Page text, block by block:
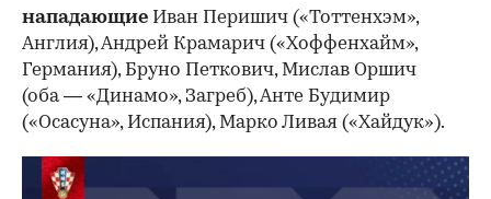
нападающие Иван Перишич («Тоттенхэм»,
Англия), Андрей Крамарич («Хоффенхайм»,
Германия), Бруно Петкович, Мислав Оршич
(оба — «Динамо», Загреб), Анте Будимир
(«Осасуна», Испания), Марко Ливая («Хайдук»).